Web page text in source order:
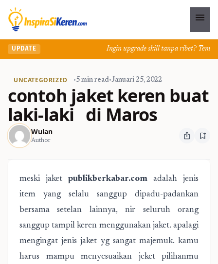
menu
UPDATE Ingin upgrade skill tanpa ribet? Temukan
UNCATEGORIZED •5 min read•Januari 25, 2022
contoh jaket keren buat
laki-laki di Maros
Wulan
Author ios_share bookmark_add
meski jaket publikberkabar.com adalah jenis
item yang selalu sanggup dipadu-padankan
bersama setelan lainnya, nir seluruh orang
sanggup tampil keren menggunakan jaket. apalagi
mengingat jenis jaket yg sangat majemuk. kamu
harus mampu menyesuaikan jeket pilihanmu